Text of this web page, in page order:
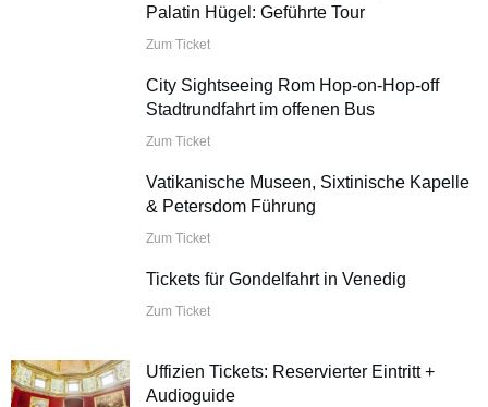
Palatin Hügel: Geführte Tour
Zum Ticket
City Sightseeing Rom Hop-on-Hop-off
Stadtrundfahrt im offenen Bus
Zum Ticket
Vatikanische Museen, Sixtinische Kapelle
& Petersdom Führung
Zum Ticket
Tickets für Gondelfahrt in Venedig
Zum Ticket
Uffizien Tickets: Reservierter Eintritt +
Audioguide